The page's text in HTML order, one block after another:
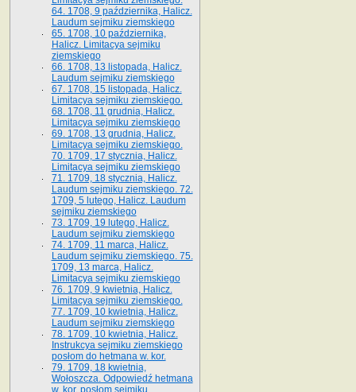
64. 1708, 9 października, Halicz.
Laudum sejmiku ziemskiego
65­. 1708, 10 października,
Halicz. Limitacya sejmiku
ziemskiego
66. 1708, 13 listopada, Halicz.
Laudum sejmiku ziemskiego
67. 1708, 15 listopada, Halicz.
Limitacya sejmiku ziemskiego.
68. 1708, 11 grudnia, Halicz.
Limitacya sejmiku ziemskiego
69. 1708, 13 grudnia, Halicz.
Limitacya sejmiku ziemskiego.
70. 1709, 17 stycznia, Halicz.
Limitacya sejmiku ziemskiego
71. 1709, 18 stycznia, Halicz.
Laudum sejmiku ziemskiego. 72.
1709, 5 lutego, Halicz. Laudum
sejmiku ziemskiego
73. 1709, 19 lutego, Halicz.
Laudum sejmiku ziemskiego
74. 1709, 11 marca, Halicz.
Laudum sejmiku ziemskiego. 75.
1709, 13 marca, Halicz.
Limitacya sejmiku ziemskiego
76. 1709, 9 kwietnia, Halicz.
Limitacya sejmiku ziemskiego.
77. 1709, 10 kwietnia, Halicz.
Laudum sejmiku ziemskiego
78. 1709, 10 kwietnia, Halicz.
Instrukcya sejmiku ziemskiego
posłom do hetmana w. kor.
79. 1709, 18 kwietnia,
Wołoszcza. Odpowiedź hetmana
w. kor. posłom sejmiku